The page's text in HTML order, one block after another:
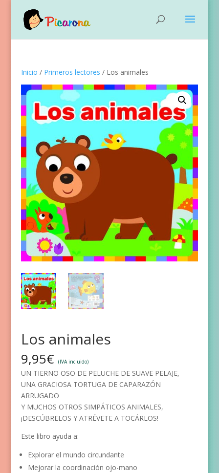
Inicio / Primeros lectores / Los animales
Los animales
9,95€ (IVA incluido)
UN TIERNO OSO DE PELUCHE DE SUAVE PELAJE,
UNA GRACIOSA TORTUGA DE CAPARAZÓN
ARRUGADO
Y MUCHOS OTROS SIMPÁTICOS ANIMALES,
¡DESCÚBRELOS Y ATRÉVETE A TOCÁRLOS!
Este libro ayuda a:
Explorar el mundo circundante
Mejorar la coordinación ojo-mano